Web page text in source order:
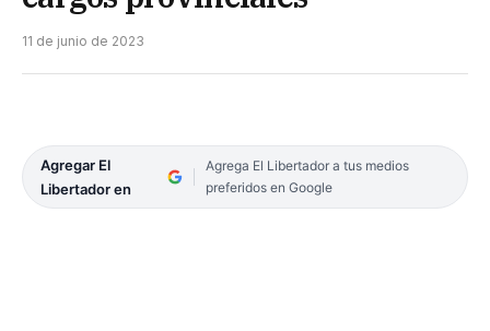
11 de junio de 2023
Agregar El
Libertador en
Agrega El Libertador a tus medios
preferidos en Google